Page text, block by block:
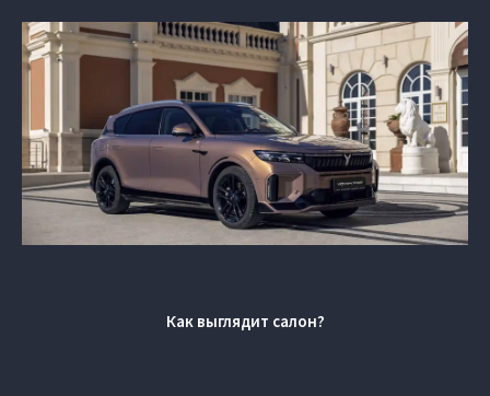
Как выглядит салон?